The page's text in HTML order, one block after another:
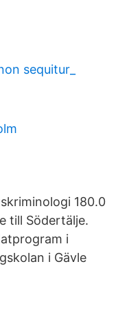
sequitur_
180.0
till Södertälje.
i
i Gävle